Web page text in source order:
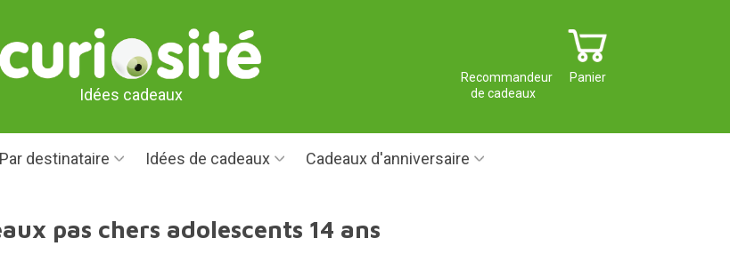
Idées cadeaux
Panier
Recommandeur
de cadeaux
Par destinataire Idées de cadeaux Cadeaux d'anniversaire
pas chers adolescents 14 ans